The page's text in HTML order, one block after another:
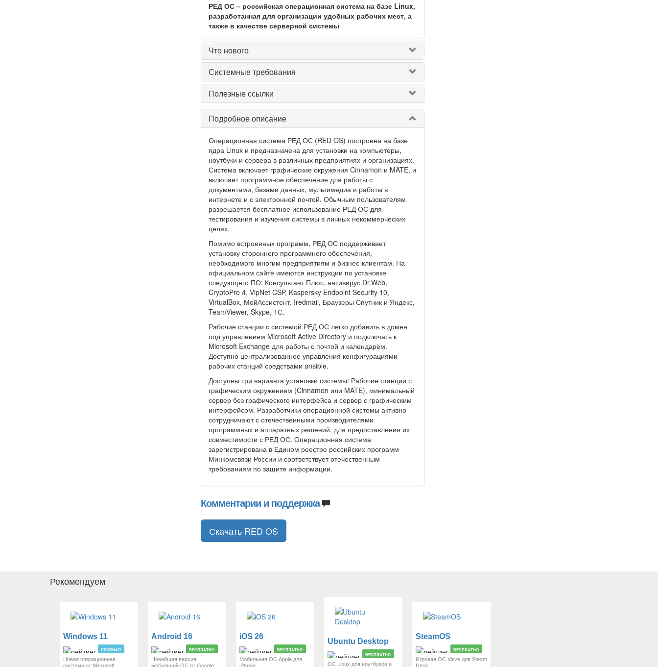
РЕД ОС – российская операционная система на базе Linux,
разработанная для организации удобных рабочих мест, а
также в качестве серверной системы
Что нового
Системные требования
Полезные ссылки
Подробное описание
Операционная система РЕД ОС (RED OS) построена на базе
ядра Linux и предназначена для установки на компьютеры,
ноутбуки и сервера в различных предприятиях и организациях.
Система включает графические окружения Cinnamon и MATE, и
включает программное обеспечение для работы с
документами, базами данных, мультимедиа и работы в
интернете и с электронной почтой. Обычным пользователям
разрешается бесплатное использование РЕД ОС для
тестирования и изучения системы в личных некоммерческих
целях.
Помимо встроенных программ, РЕД ОС поддерживает
установку стороннего программного обеспечения,
необходимого многим предприятиям и бизнес-клиентам. На
официальном сайте имеются инструкции по установке
следующего ПО: Консультант Плюс, антивирус Dr.Web,
CryptoPro 4, VipNet CSP, Kaspersky Endpoint Security 10,
VirtualBox, МойАссистент, Iredmail, Браузеры Спутник и Яндекс,
TeamViewer, Skype, 1С.
Рабочие станции с системой РЕД ОС легко добавить в домен
под управлением Microsoft Active Directory и подключать к
Microsoft Exchange для работы с почтой и календарём.
Доступно централизованное управления конфигурациями
рабочих станций средствами ansible.
Доступны три варианта установки системы: Рабочие станции с
графическим окружением (Cinnamon или MATE), минимальный
сервер без графического интерфейса и сервер с графическим
интерфейсом. Разработчики операционной системы активно
сотрудничают с отечественными производителями
программных и аппаратных решений, для предоставления их
совместимости с РЕД ОС. Операционная система
зарегистрирована в Едином реестре российских программ
Минкомсвязи России и соответствует отечественным
требованиям по защите информации.
Комментарии и поддержка
Скачать RED OS
Рекомендуем
Windows 11
ПРОБНАЯ
Новая операционная
система от Microsoft
Android 16
БЕСПЛАТНО
Новейшая версия
мобильной ОС от Google
iOS 26
БЕСПЛАТНО
Мобильная ОС Apple для
iPhone
Ubuntu Desktop
БЕСПЛАТНО
ОС Linux для ноутбуков и
SteamOS
БЕСПЛАТНО
Игровая ОС Valve для Steam
Deck